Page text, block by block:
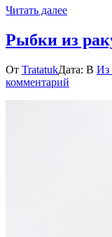
Читать далее
Рыбки из
От TratatukДата: В Из
комментарий